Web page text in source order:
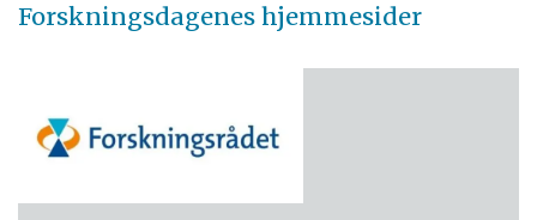
Forskningsdagenes hjemmesider